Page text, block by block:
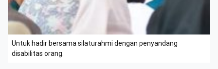
Untuk hadir bersama silaturahmi dengan penyandang
disabilitas orang.